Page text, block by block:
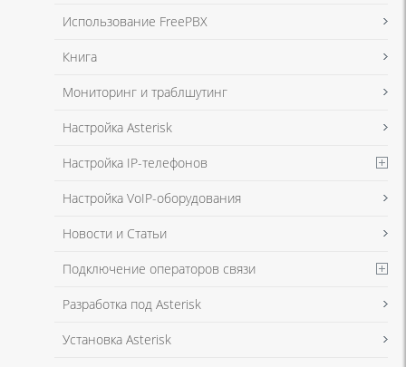
Использование FreePBX
Книга
Мониторинг и траблшутинг
Настройка Asterisk
Настройка IP-телефонов
Настройка VoIP-оборудования
Новости и Статьи
Подключение операторов связи
Разработка под Asterisk
Установка Asterisk